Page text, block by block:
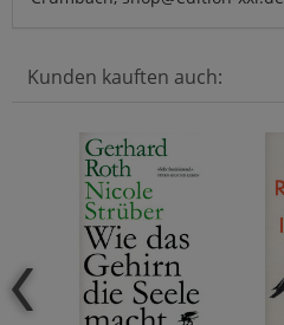
Kunden kauften auch: